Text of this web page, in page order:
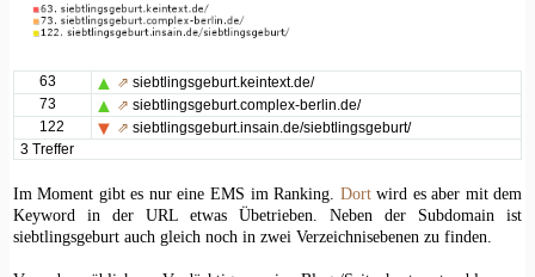
63 ⇗ siebtlingsgeburt.keintext.de/
73
⇗ siebtlingsgeburt.complex-berlin.de/
122
⇗ siebtlingsgeburt.insain.de/siebtlingsgeburt/
3 Treffer
Im Moment gibt es nur eine EMS im Ranking. Dortwird es aber mit dem
Keyword in der URL etwas Übetrieben. Neben der Subdomain ist
siebtlingsgeburt auch gleich noch in zwei Verzeichnisebenen zu finden.